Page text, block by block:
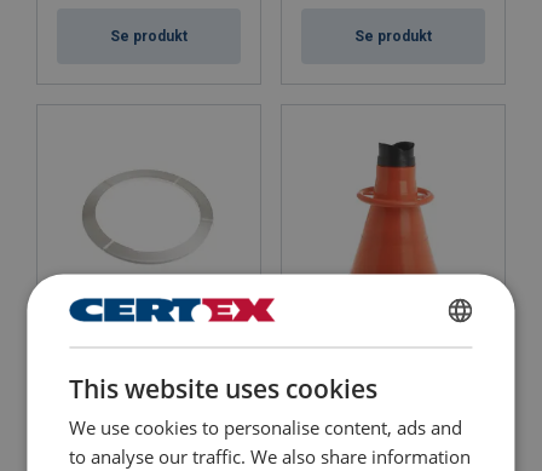
Se produkt Se produkt
Se produkt Se produkt
ENGLISH
ENGLISH TRANSLATION
This website uses cookies
We use cookies to personalise content, ads and
to analyse our traffic. We also share information